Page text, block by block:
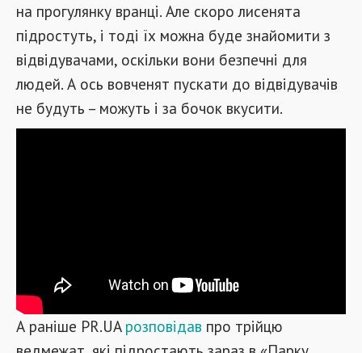
на прогулянку вранці. Але скоро лисенята
підростуть, і тоді їх можна буде знайомити з
відвідувачами, оскільки вони безпечні для
людей. А ось вовченят пускати до відвідувачів
не будуть – можуть і за бочок вкусити.
А раніше PR.UA розповідав про трійцю